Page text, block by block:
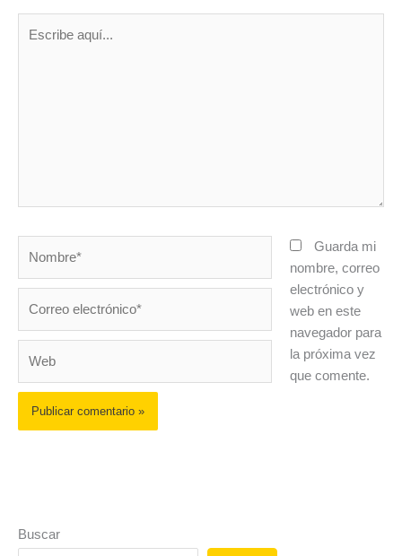
Guarda mi
nombre, correo
electrónico y
web en este
navegador para
la próxima vez
que comente.
Buscar